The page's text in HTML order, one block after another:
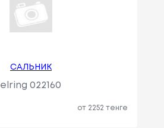
САЛЬНИК
elring 022160
от 2252 тенге